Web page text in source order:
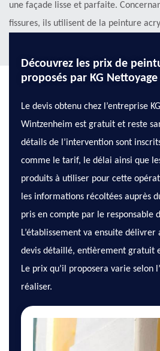
une façade lisse et parfaite.
fissures, ils utilisent de la peinture
Découvrez les prix de
proposés par KG Nettoyage
Le devis obtenu chez l’entreprise
Wintzenheim est gratuit et reste
détails de l’intervention sont
comme le tarif, le délai ainsi que
produits à utiliser pour cette
les informations récoltées auprès
pris en compte par le responsable
L’établissement va ensuite délivrer
devis détaillé, entièrement gratuit
Le prix qu’il proposera varie selon
réaliser.